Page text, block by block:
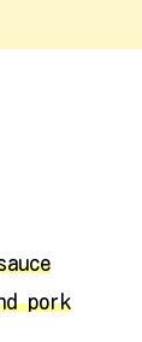
pork